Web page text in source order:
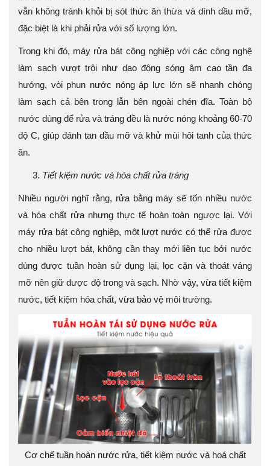
vẫn không tránh khỏi bị sót thức ăn thừa và dính dầu mỡ,
đặc biệt là khi phải rửa với số lượng lớn.
Trong khi đó, máy rửa bát công nghiệp với các công nghệ
làm sạch vượt trội như dao động sóng âm cao tần đa
hướng, vòi phun nước nóng áp lực lớn sẽ nhanh chóng
làm sạch cả bên trong lẫn bên ngoài chén đĩa. Toàn bộ
nước dùng để rửa và tráng đều là nước nóng khoảng 60-70
độ C, giúp đánh tan dầu mỡ và khử mùi hôi tanh của thức
ăn.
Tiết kiệm nước và hóa chất rửa tráng
Nhiều người nghĩ rằng, rửa bằng máy sẽ tốn nhiều nước
và hóa chất rửa nhưng thực tế hoàn toàn ngược lại. Với
máy rửa bát công nghiệp, một lượt nước có thể rửa được
cho nhiều lượt bát, không cần thay mới liên tục bởi nước
dùng được tuần hoàn sử dụng lại, lọc cặn và thoát váng
mỡ nên giữ được độ trong và sạch. Nhờ vậy, vừa tiết kiệm
nước, tiết kiệm hóa chất, vừa bảo vệ môi trường.
Cơ chế tuần hoàn nước rửa, tiết kiệm nước và hoá chất